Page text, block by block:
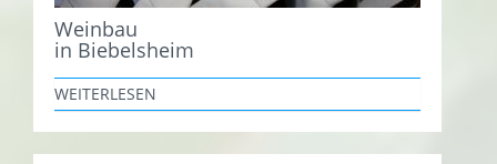
Weinbau
in Biebelsheim
WEITERLESEN